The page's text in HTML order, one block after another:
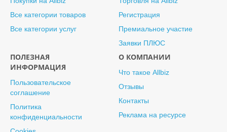
Все категории товаров
Все категории услуг
Регистрация
Премиальное участие
Заявки ПЛЮС
ПОЛЕЗНАЯ
ИНФОРМАЦИЯ
Пользовательское
соглашение
Политика
конфиденциальности
О КОМПАНИИ
Что такое Allbiz
Отзывы
Контакты
Реклама на ресурсе